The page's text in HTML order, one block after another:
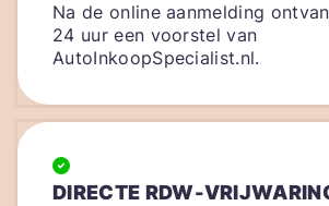
Na de online aanmelding
24 uur een voorstel van
AutoInkoopSpecialist.nl.
DIRECTE RDW-